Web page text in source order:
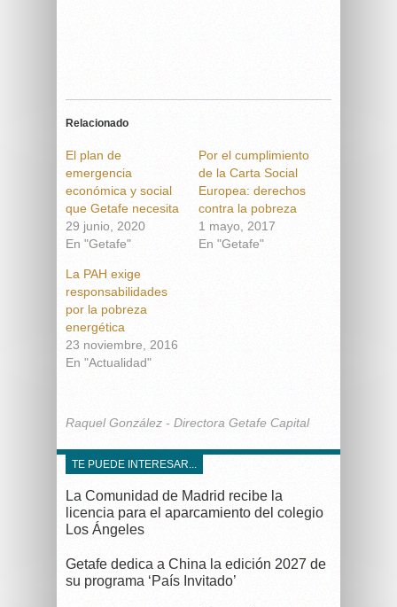
Relacionado
El plan de
emergencia
económica y social
que Getafe necesita
29 junio, 2020
En "Getafe"
Por el cumplimiento
de la Carta Social
Europea: derechos
contra la pobreza
1 mayo, 2017
En "Getafe"
La PAH exige
responsabilidades
por la pobreza
energética
23 noviembre, 2016
En "Actualidad"
Raquel González - Directora Getafe Capital
TE PUEDE INTERESAR...
La Comunidad de Madrid recibe la
licencia para el aparcamiento del colegio
Los Ángeles
Getafe dedica a China la edición 2027 de
su programa ‘País Invitado’